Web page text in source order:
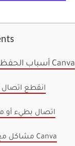
أسباب الحفظ المؤقت في Canva
انقطع اتصال
اتصال بطيء
مشاكل مع خوادم Canva